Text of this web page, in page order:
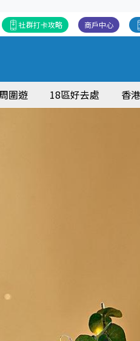
商戶中心
社群打卡攻略
圍遊 18區好去處 香